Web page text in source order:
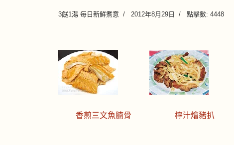
3餸1湯 每日新鮮煮意 2012年8月29日 點擊數: 4448
香煎三文魚腩骨 檸汁燴豬扒